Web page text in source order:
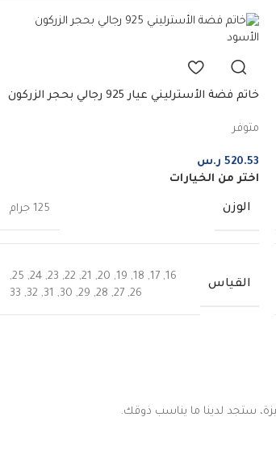
خاتم فضة الأسترليني عيار 925 رجالي بحجر الزركون
متوفر
520.53 ر.س
اختر من الخيارات
الوزن 125 جرام
القياس
16
,
17
,
18
,
19
,
20
,
21
,
22
,
23
,
24
,
25
,
26
,
27
,
28
,
29
,
30
,
31
,
32
,
33
ستجد لدينا ما يناسب ذوقك.